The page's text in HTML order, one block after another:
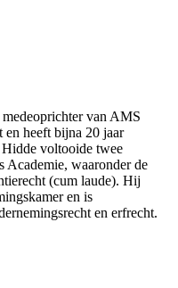
van AMS
en heeft bijna 20 jaar
voltooide twee
Academie, waaronder de
(cum laude). Hij
en is
en erfrecht.